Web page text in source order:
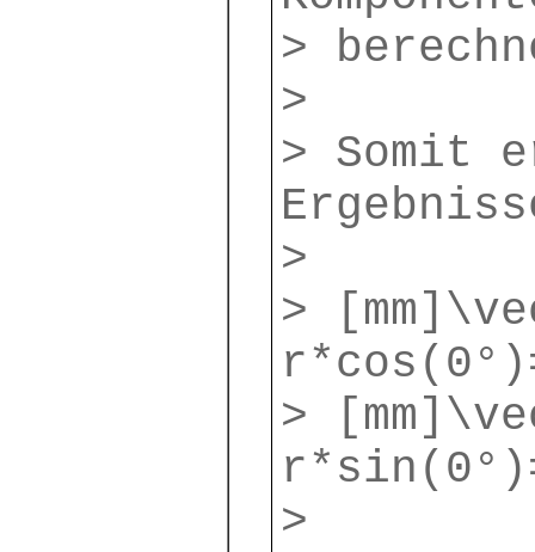
>
>
> Somit
>
>
>
>